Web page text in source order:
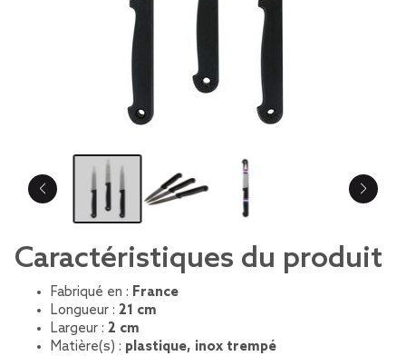
Caractéristiques du produit
Fabriqué en : France
Longueur : 21 cm
Largeur : 2 cm
Matière(s) : plastique, inox trempé